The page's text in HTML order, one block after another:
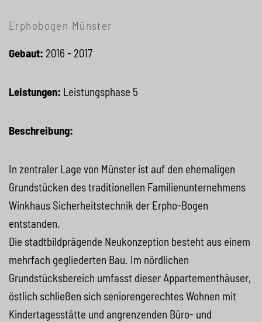
Erphobogen Münster
Gebaut: 2016 - 2017
Leistungen: Leistungsphase 5
Beschreibung:
In zentraler Lage von Münster ist auf den ehemaligen
Grundstücken des traditionellen Familienunternehmens
Winkhaus Sicherheitstechnik der Erpho-Bogen
entstanden.
Die stadtbildprägende Neukonzeption besteht aus einem
mehrfach gegliederten Bau. Im nördlichen
Grundstücksbereich umfasst dieser Appartementhäuser,
östlich schließen sich seniorengerechtes Wohnen mit
Kindertagesstätte und angrenzenden Büro- und